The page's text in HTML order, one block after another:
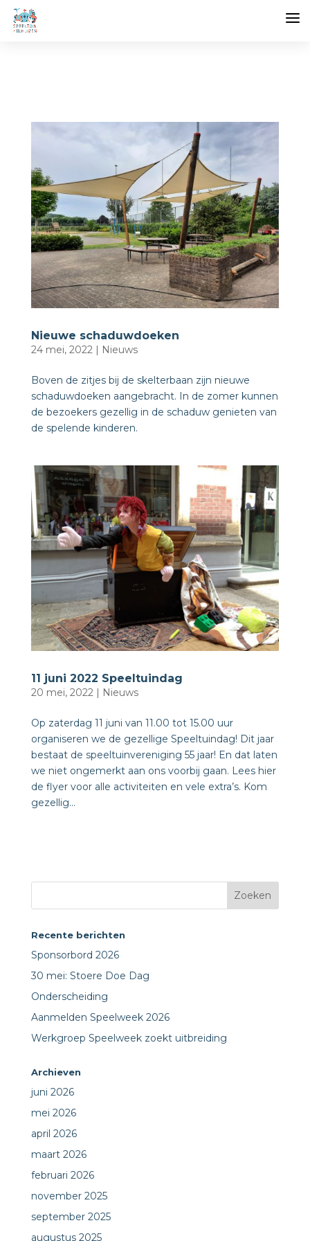
Nieuwe schaduwdoeken
24 mei, 2022| Nieuws
Boven de zitjes bij de skelterbaan zijn nieuwe
schaduwdoeken aangebracht. In de zomer kunnen
de bezoekers gezellig in de schaduw genieten van
de spelende kinderen.
11 juni 2022 Speeltuindag
20 mei, 2022| Nieuws
Op zaterdag 11 juni van 11.00 tot 15.00 uur
organiseren we de gezellige Speeltuindag! Dit jaar
bestaat de speeltuinvereniging 55 jaar! En dat laten
we niet ongemerkt aan ons voorbij gaan. Lees hier
de flyer voor alle activiteiten en vele extra’s. Kom
gezellig...
Recente berichten
Sponsorbord 2026
30 mei: Stoere Doe Dag
Onderscheiding
Aanmelden Speelweek 2026
Werkgroep Speelweek zoekt uitbreiding
Archieven
juni 2026
mei 2026
april 2026
maart 2026
februari 2026
november 2025
september 2025
augustus 2025